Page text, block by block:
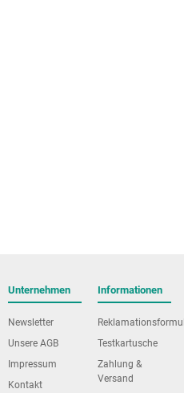
Unternehmen
Newsletter
Unsere AGB
Impressum
Kontakt
Informationen
Testkartusche
Zahlung &
Versand